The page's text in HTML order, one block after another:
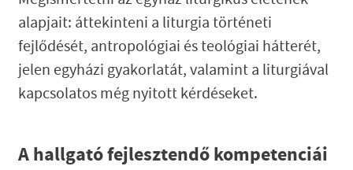
alapjait: áttekinteni a liturgia történeti
fejlődését, antropológiai és teológiai hátterét,
jelen egyházi gyakorlatát, valamint a liturgiával
kapcsolatos még nyitott kérdéseket.
A hallgató fejlesztendő kompetenciái